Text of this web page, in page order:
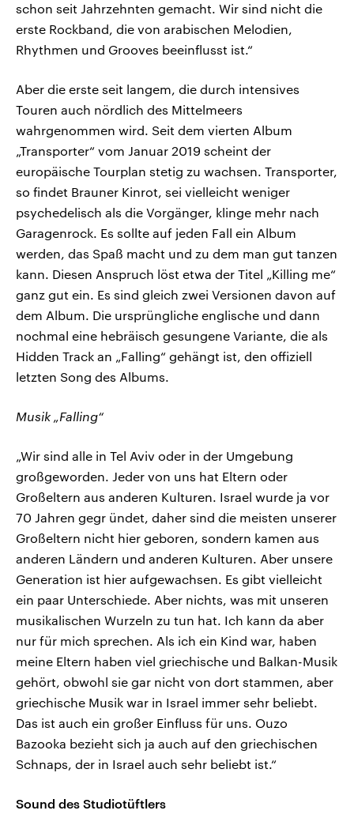
schon seit Jahrzehnten gemacht. Wir sind nicht die
erste Rockband, die von arabischen Melodien,
Rhythmen und Grooves beeinflusst ist.“
Aber die erste seit langem, die durch intensives
Touren auch nördlich des Mittelmeers
wahrgenommen wird. Seit dem vierten Album
„Transporter“ vom Januar 2019 scheint der
europäische Tourplan stetig zu wachsen. Transporter,
so findet Brauner Kinrot, sei vielleicht weniger
psychedelisch als die Vorgänger, klinge mehr nach
Garagenrock. Es sollte auf jeden Fall ein Album
werden, das Spaß macht und zu dem man gut tanzen
kann. Diesen Anspruch löst etwa der Titel „Killing me“
ganz gut ein. Es sind gleich zwei Versionen davon auf
dem Album. Die ursprüngliche englische und dann
nochmal eine hebräisch gesungene Variante, die als
Hidden Track an „Falling“ gehängt ist, den offiziell
letzten Song des Albums.
Musik „Falling“
„Wir sind alle in Tel Aviv oder in der Umgebung
großgeworden. Jeder von uns hat Eltern oder
Großeltern aus anderen Kulturen. Israel wurde ja vor
70 Jahren gegr ündet, daher sind die meisten unserer
Großeltern nicht hier geboren, sondern kamen aus
anderen Ländern und anderen Kulturen. Aber unsere
Generation ist hier aufgewachsen. Es gibt vielleicht
ein paar Unterschiede. Aber nichts, was mit unseren
musikalischen Wurzeln zu tun hat. Ich kann da aber
nur für mich sprechen. Als ich ein Kind war, haben
meine Eltern haben viel griechische und Balkan-Musik
gehört, obwohl sie gar nicht von dort stammen, aber
griechische Musik war in Israel immer sehr beliebt.
Das ist auch ein großer Einfluss für uns. Ouzo
Bazooka bezieht sich ja auch auf den griechischen
Schnaps, der in Israel auch sehr beliebt ist.“
Sound des Studiotüftlers